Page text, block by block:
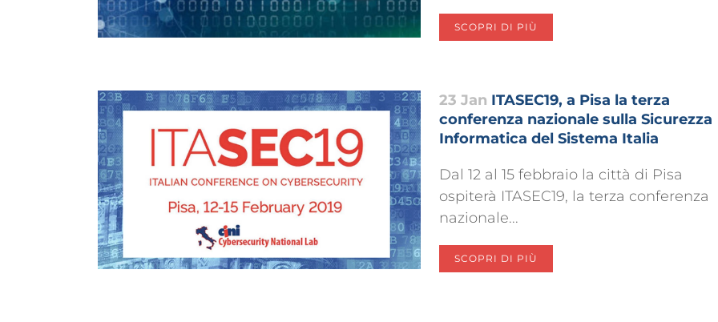
SCOPRI DI PIÙ
23 Jan ITASEC19, a Pisa la terza
conferenza nazionale sulla Sicurezza
Informatica del Sistema Italia
Dal 12 al 15 febbraio la città di Pisa
ospiterà ITASEC19, la terza conferenza
nazionale...
SCOPRI DI PIÙ